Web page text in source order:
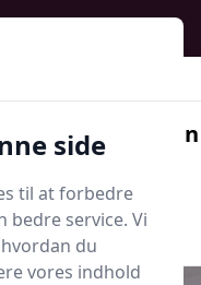
side
til at forbedre
bedre service. Vi
du
vores indhold